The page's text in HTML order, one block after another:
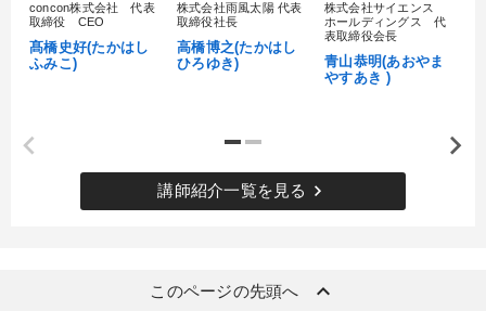
concon株式会社 代表
取締役 CEO
髙橋史好(たかはし
ふみこ)
株式会社雨風太陽 代表
取締役社長
高橋博之(たかはし
ひろゆき)
株式会社サイエンス
ホールディングス 代
表取締役会長
青山恭明(あおやま
やすあき )
講師紹介一覧を見る keyboard_arrow_right
このページの先頭へ keyboard_arrow_up